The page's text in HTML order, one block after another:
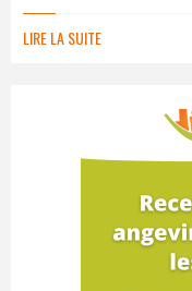
LIRE LA SUITE